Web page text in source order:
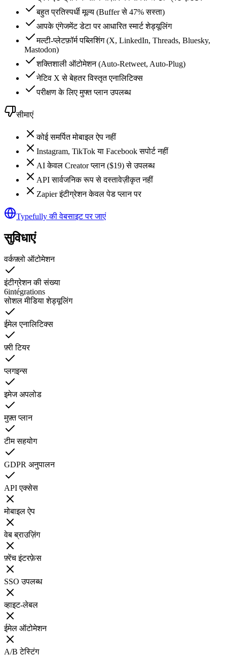
बहुत प्रतिस्पर्धी मूल्य (Buffer से 47% सस्ता)
आपके एंगेजमेंट डेटा पर आधारित स्मार्ट शेड्यूलिंग
मल्टी-प्लेटफ़ॉर्म पब्लिशिंग (X, LinkedIn, Threads, Bluesky,
Mastodon)
शक्तिशाली ऑटोमेशन (Auto-Retweet, Auto-Plug)
नेटिव X से बेहतर विस्तृत एनालिटिक्स
परीक्षण के लिए मुफ्त प्लान उपलब्ध
सीमाएं
कोई समर्पित मोबाइल ऐप नहीं
Instagram, TikTok या Facebook सपोर्ट नहीं
AI केवल Creator प्लान ($19) से उपलब्ध
API सार्वजनिक रूप से दस्तावेज़ीकृत नहीं
Zapier इंटीग्रेशन केवल पेड प्लान पर
Typefully की वेबसाइट पर जाएं
सुविधाएं
वर्कफ़्लो ऑटोमेशन
इंटीग्रेशन की संख्या
6intégrations
सोशल मीडिया शेड्यूलिंग
ईमेल एनालिटिक्स
फ़्री टियर
प्लगइन्स
इमेज अपलोड
मुफ़्त प्लान
टीम सहयोग
GDPR अनुपालन
API एक्सेस
मोबाइल ऐप
वेब ब्राउज़िंग
फ़्रेंच इंटरफ़ेस
SSO उपलब्ध
व्हाइट-लेबल
ईमेल ऑटोमेशन
A/B टेस्टिंग